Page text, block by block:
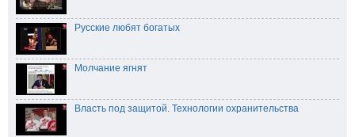
Русские любят богатых
Молчание ягнят
Власть под защитой. Технологии охранительства